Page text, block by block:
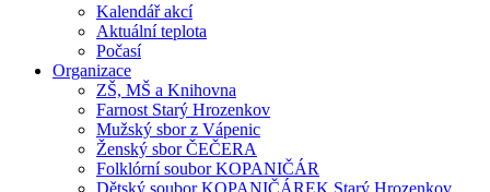
Kalendář akcí
Aktuální teplota
Počasí
Organizace
ZŠ, MŠ a Knihovna
Farnost Starý Hrozenkov
Mužský sbor z Vápenic
Ženský sbor ČEČERA
Folklórní soubor KOPANIČÁR
Dětský soubor KOPANIČÁREK Starý Hrozenkov